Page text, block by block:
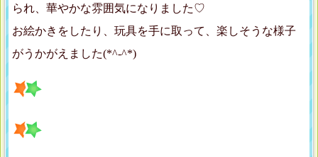
られ、華やかな雰囲気になりました♡
お絵かきをしたり、玩具を手に取って、楽しそうな様子
がうかがえました(*^-^*)